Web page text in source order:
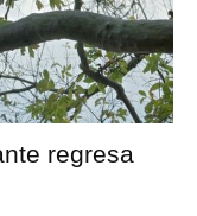
regresa